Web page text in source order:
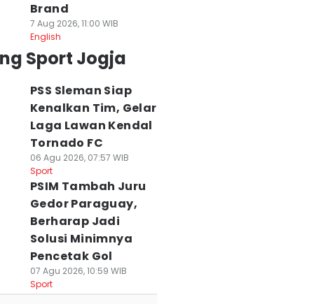
Brand
7 Aug 2026, 11:00 WIB
English
Sport Jogja
PSS Sleman Siap
Kenalkan Tim, Gelar
Laga Lawan Kendal
Tornado FC
06 Agu 2026, 07:57 WIB
Sport
PSIM Tambah Juru
Gedor Paraguay,
Berharap Jadi
Solusi Minimnya
Pencetak Gol
07 Agu 2026, 10:59 WIB
Sport